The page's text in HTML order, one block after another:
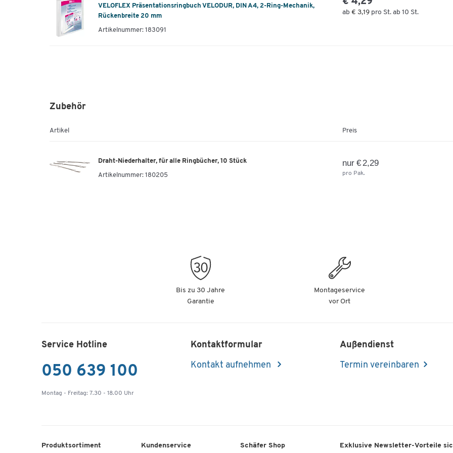
VELOFLEX Präsentationsringbuch VELODUR, DIN A4, 2-Ring-Mechanik,
Rückenbreite 20 mm
Artikelnummer: 183091
ab € 3,19 pro St. ab 10 St.
Zubehör
Artikel Preis
Draht-Niederhalter, für alle Ringbücher, 10 Stück
Artikelnummer: 180205
nur € 2,29
pro Pak.
Bis zu 30 Jahre
Garantie
Montageservice
vor Ort
Service Hotline
050 639 100
Montag - Freitag: 7.30 - 18.00 Uhr
Kontaktformular
Kontakt aufnehmen
Außendienst
Termin vereinbaren
Produktsortiment Kundenservice Schäfer Shop Exklusive Newsletter-Vorteile